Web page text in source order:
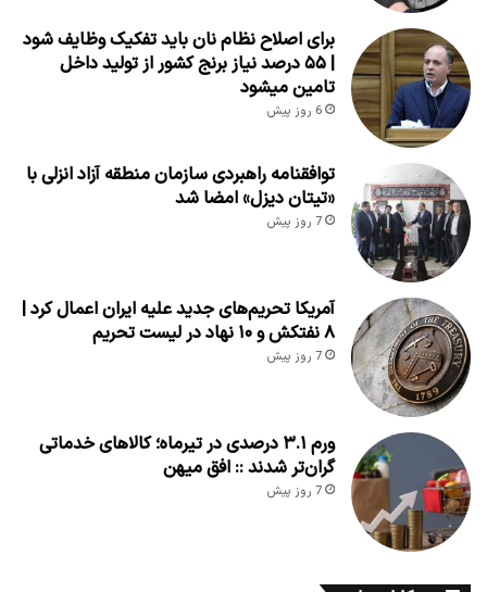
برای اصلاح نظام نان باید تفکیک وظایف شود
| ۵۵ درصد نیاز برنج کشور از تولید داخل
تامین میشود
6 روز پیش
توافقنامه راهبردی سازمان منطقه آزاد انزلی با
«تیتان دیزل» امضا شد
7 روز پیش
آمریکا تحریم‌های جدید علیه ایران اعمال کرد |
۸ نفتکش و ۱۰ نهاد در لیست تحریم
7 روز پیش
ورم ۳.۱ درصدی در تیرماه؛ کالاهای خدماتی
گران‌تر شدند :: افق میهن
7 روز پیش